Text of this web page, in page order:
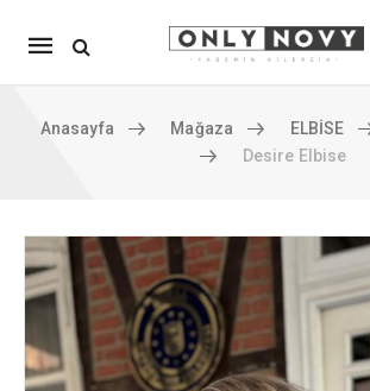
Mobile
navigation
Anasayfa Mağaza ELBİSE
Desire Elbise
Skip to content